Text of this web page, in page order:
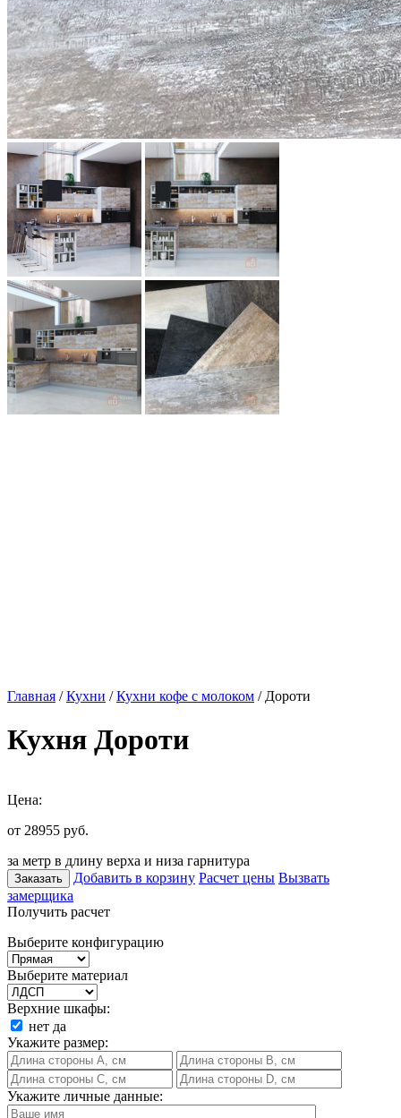
Главная /Кухни /Кухни кофе с молоком / Дороти
Кухня Дороти
Цена:
от 28955 руб.
за метр в длину верха и низа гарнитура
Заказать Добавить в корзину Расчет цены Вызвать
замерщика
Получить расчет
Выберите конфигурацию
Выберите материал
Верхние шкафы:
нет да
Укажите размер:
Укажите личные данные: